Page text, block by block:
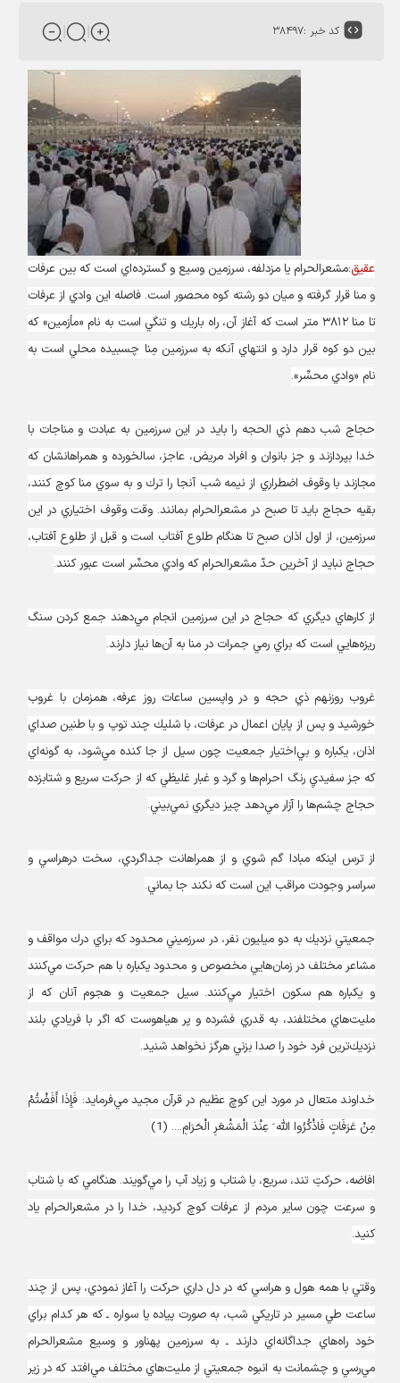
کد خبر :۳۸۴۹۷
عقیق:مشعرالحرام يا مزدلفه، سرزمين وسيع و گسترده‌اي است كه بين عرفات
و منا قرار گرفته و ميان دو رشته كوه محصور است. فاصله اين وادي از عرفات
تا منا ۳۸۱۲ متر است كه آغاز آن، راه باريك و تنگي است به نام «مأزمين» كه
بين دو كوه قرار دارد و انتهاي آنكه به سرزمين مِنا چسبيده محلي است به
نام «وادي محسِّر».
حجاج شب دهم ذي الحجه را بايد در اين سرزمين به عبادت و مناجات با
خدا بپردازند و جز بانوان و افراد مريض، عاجز، سالخورده و همراهانشان كه
مجازند با وقوف اضطراري از نيمه شب آنجا را ترك و به سوي منا كوچ كنند،
بقيه حجاج بايد تا صبح در مشعرالحرام بمانند. وقت وقوف اختياري در اين
سرزمين، از اول اذان صبح تا هنگام طلوع آفتاب است و قبل از طلوع آفتاب،
حجاج نبايد از آخرين حدّ مشعرالحرام كه وادي محسِّر است عبور كنند.
از كارهاي ديگري كه حجاج در اين سرزمين انجام مي‌دهند جمع كردن سنگ
ريزه‌هايي است كه براي رمي جمرات در منا به آن‌ها نياز دارند.
غروب روزنهم ذي حجه و در واپسين ساعات روز عرفه، همزمان با غروب
خورشيد و پس از پايان اعمال در عرفات، با شليك چند توپ و با طنين صداي
اذان، يكباره و بي‌اختيار جمعيت چون سيل از جا كنده مي‌شود، به گونه‌اي
كه جز سفيديِ رنگ احرام‌ها و گرد و غبار غليظي كه از حركت سريع و شتابزده
حجاج چشم‌ها را آزار مي‌دهد چيز ديگري نمي‌بيني.
از ترس اينكه مبادا گم شوي و از همراهانت جداگردي، سخت درهراسي و
سراسر وجودت مراقب اين است كه نكند جا بماني.
جمعيتي نزديك به دو ميليون نفر، در سرزميني محدود كه براي درك مواقف و
مشاعر مختلف در زمان‌هايي مخصوص و محدود يكباره با هم حركت مي‌كنند
و يكباره هم سكون اختيار مي‌كنند. سيل جمعيت و هجوم آنان كه از
مليت‌هاي مختلفند، به قدري فشرده و پر هياهوست كه اگر با فريادي بلند
نزديك‌ترين فرد خود را صدا بزني هرگز نخواهد شنيد.
خداوند متعال در مورد اين كوچ عظيم در قرآن مجيد مي‌فرمايد: فَإِذَا أَفَضْتُمْ
مِنْ عَرَفَاتٍ فَاذْكُرُوا اللّه َ عِنْدَ الْمَشْعَرِ الْحَرَامِ.... (1)
افاضه، حركتِ تند، سريع، با شتاب و زياد آب را مي‌گويند. هنگامي كه با شتاب
و سرعت چون ساير مردم از عرفات كوچ كرديد، خدا را در مشعرالحرام ياد
كنيد.
وقتي با همه هول و هراسي كه در دل داري حركت را آغاز نمودي، پس از چند
ساعت طي مسير در تاريكي شب، به صورت پياده يا سواره ـ كه هر كدام براي
خود راه‌هاي جداگانه‌اي دارند ـ به سرزمين پهناور و وسيع مشعرالحرام
مي‌رسي و چشمانت به انبوه جمعيتي از مليت‌هاي مختلف مي‌افتد كه در زير